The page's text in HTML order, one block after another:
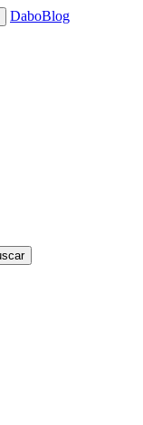
DaboBlog